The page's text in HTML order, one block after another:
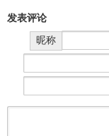
发表评论
昵称